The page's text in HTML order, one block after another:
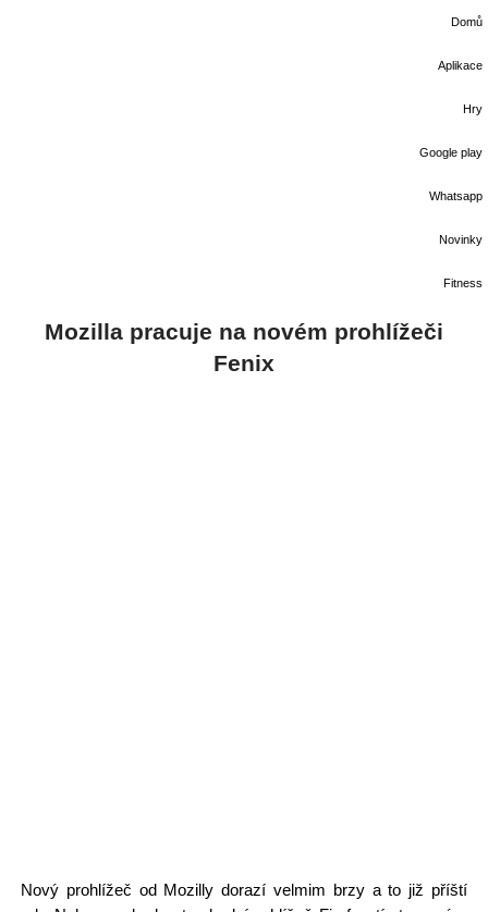
Domů
Aplikace
Hry
Google play
Whatsapp
Novinky
Fitness
Mozilla pracuje na novém prohlížeči
Fenix
Nový prohlížeč od Mozilly dorazí velmim brzy a to již příští